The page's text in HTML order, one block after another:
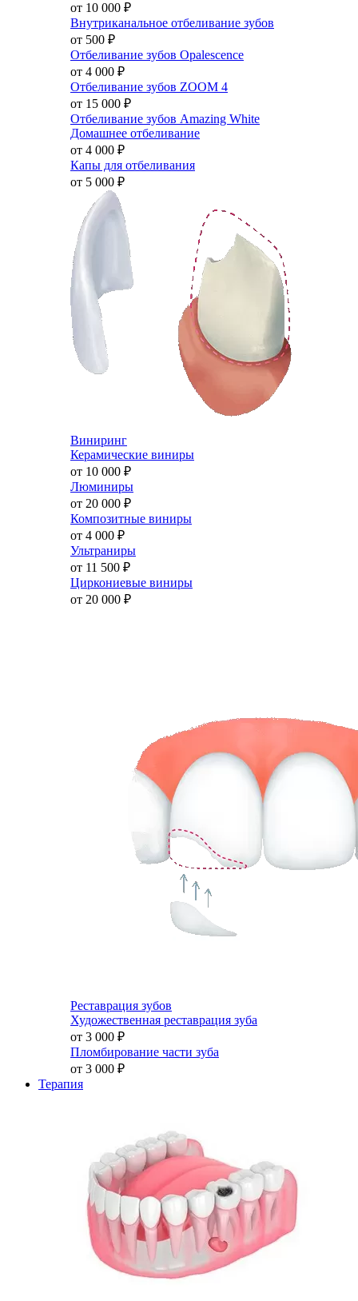
от 10 000 ₽
Внутриканальное отбеливание зубов
от 500 ₽
Отбеливание зубов Opalescence
от 4 000 ₽
Отбеливание зубов ZOOM 4
от 15 000 ₽
Отбеливание зубов Amazing White
Домашнее отбеливание
от 4 000 ₽
Капы для отбеливания
от 5 000 ₽
Виниринг
Керамические виниры
от 10 000 ₽
Люминиры
от 20 000 ₽
Композитные виниры
от 4 000 ₽
Ультраниры
от 11 500 ₽
Циркониевые виниры
от 20 000 ₽
Реставрация зубов
Художественная реставрация зуба
от 3 000 ₽
Пломбирование части зуба
от 3 000 ₽
Терапия